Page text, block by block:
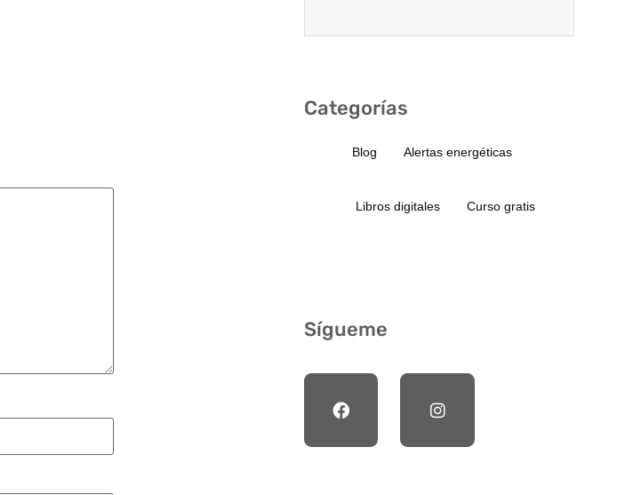
Categorías
Blog Alertas energéticas
Libros digitales Curso gratis
Sígueme